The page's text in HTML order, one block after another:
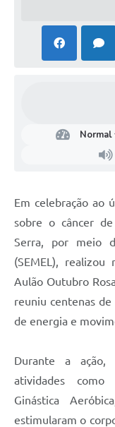
Em celebração ao
sobre o câncer
Serra, por meio
(SEMEL),
Aulão Outubro
reuniu centenas
de energia e
Durante a ação,
atividades
Ginástica
estimularam o